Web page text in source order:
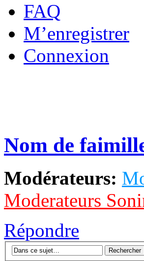
FAQ
M’enregistrer
Connexion
Nom de
Modérateurs:
Moderateurs
Répondre